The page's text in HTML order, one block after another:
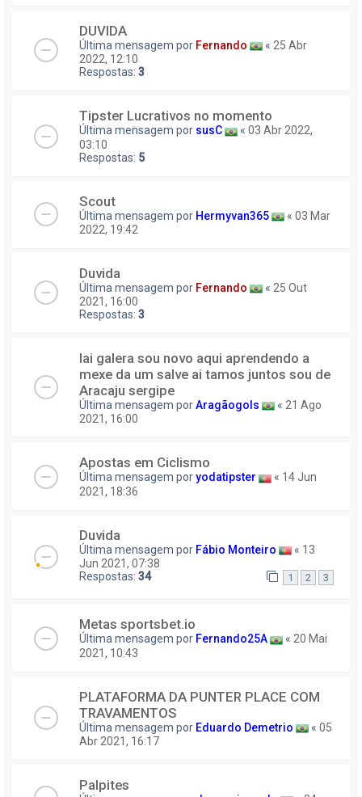
DUVIDA
Última mensagem por Fernando « 25 Abr
2022, 12:10
Respostas: 3
Tipster Lucrativos no momento
Última mensagem por susC « 03 Abr 2022,
03:10
Respostas: 5
Scout
Última mensagem por Hermyvan365 « 03 Mar
2022, 19:42
Duvida
Última mensagem por Fernando « 25 Out
2021, 16:00
Respostas: 3
Iai galera sou novo aqui aprendendo a
mexe da um salve ai tamos juntos sou de
Aracaju sergipe
Última mensagem porAragãogols « 21 Ago
2021, 16:00
Apostas em Ciclismo
Última mensagem poryodatipster « 14 Jun
2021, 18:36
Duvida
Última mensagem por Fábio Monteiro « 13
Jun 2021, 07:38
Respostas: 34 1 2 3
Metas sportsbet.io
Última mensagem por Fernando25A « 20 Mai
2021, 10:43
PLATAFORMA DA PUNTER PLACE COM
TRAVAMENTOS
Última mensagem por Eduardo Demetrio « 05
Abr 2021, 16:17
Palpites